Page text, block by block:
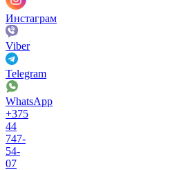
Инстаграм
Viber
Telegram
WhatsApp
+375
44
747-
54-
07